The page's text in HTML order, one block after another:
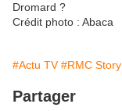
Dromard ?
Crédit photo : Abaca
#Actu TV #RMC Story
Partager